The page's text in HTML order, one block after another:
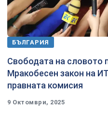
БЪЛГАРИЯ
Свободата на словото
Мракобесен закон на
правната комисия
9 Октомври, 2025